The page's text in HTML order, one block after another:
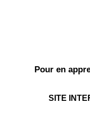
Pour en
SITE